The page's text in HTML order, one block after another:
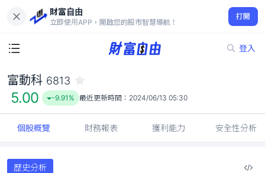
財富自由
立即使用APP，開啟您的股市智慧導航！
打開
登入
5.00
-9.91%
富動科 6813
5.00 -9.91% 最近更新時間： 2024/06/13 05:30
個股概覽 財務報表 獲利能力 安全性分析
歷史分析